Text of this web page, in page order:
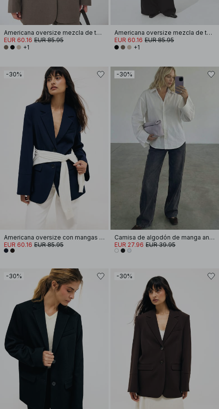
Americana oversize mezcla de tejido
EUR 60.16 EUR 85.95
+1
Americana oversize mezcla de tejido
EUR 60.16 EUR 85.95
+1
-30%
Americana oversize con mangas anchas
EUR 60.16 EUR 85.95
-30%
Camisa de algodón de manga ancha
EUR 27.96 EUR 39.95
-30% -30%